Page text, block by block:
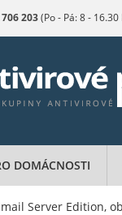
203(Po - Pá: 8 - 16.30
DOMÁCNOSTI
Server Edition,